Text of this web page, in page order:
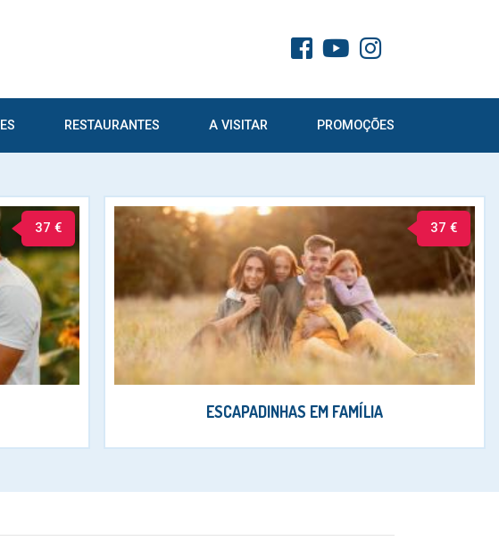
RESTAURANTES A VISITAR PROMOÇÕES
37 € 37 €
ESCAPADINHAS EM FAMÍLIA